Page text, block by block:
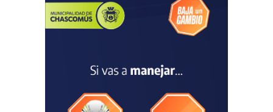
Gastón tras su
convocatoria a la Selección
Argentina Juvenil de
Las vacaciones de invierno
dejaron una mejora en la